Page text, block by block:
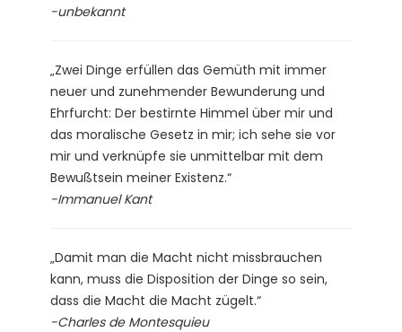
-unbekannt
„Zwei Dinge erfüllen das Gemüth mit immer
neuer und zunehmender Bewunderung und
Ehrfurcht: Der bestirnte Himmel über mir und
das moralische Gesetz in mir; ich sehe sie vor
mir und verknüpfe sie unmittelbar mit dem
Bewußtsein meiner Existenz.“
-Immanuel Kant
„Damit man die Macht nicht missbrauchen
kann, muss die Disposition der Dinge so sein,
dass die Macht die Macht zügelt.“
-Charles de Montesquieu